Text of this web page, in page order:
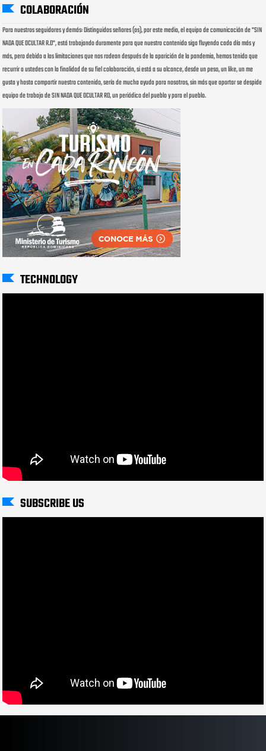
COLABORACIÓN
Para nuestros seguidores y demás: Distinguidos señores (as), por este medio, el equipo de comunicación de "SIN
NADA QUE OCULTAR R.D", está trabajando duramente para que nuestro contenido siga fluyendo cada día más y
más, pero debido a las limitaciones que nos rodean después de la aparición de la pandemia, hemos tenido que
recurrir a ustedes con la finalidad de su fiel colaboración, si está a su alcance, desde un peso, un like, un me
gusta y hasta compartir nuestro contenido, sería de mucha ayuda para nosotros, sin más que aportar se despide
equipo de trabajo de SIN NADA QUE OCULTAR RD, un periódico del pueblo y para el pueblo.
TECHNOLOGY
SUBSCRIBE US